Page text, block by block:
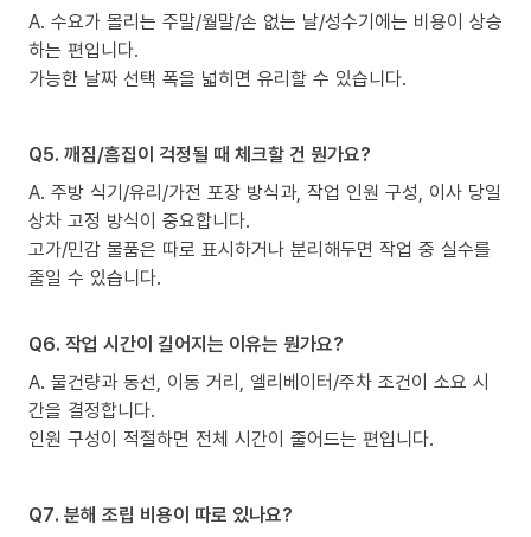
A. 수요가 몰리는 주말/월말/손 없는 날/성수기에는 비용이 상승
하는 편입니다.
가능한 날짜 선택 폭을 넓히면 유리할 수 있습니다.
Q5. 깨짐/흠집이 걱정될 때 체크할 건 뭔가요?
A. 주방 식기/유리/가전 포장 방식과, 작업 인원 구성, 이사 당일
상차 고정 방식이 중요합니다.
고가/민감 물품은 따로 표시하거나 분리해두면 작업 중 실수를
줄일 수 있습니다.
Q6. 작업 시간이 길어지는 이유는 뭔가요?
A. 물건량과 동선, 이동 거리, 엘리베이터/주차 조건이 소요 시
간을 결정합니다.
인원 구성이 적절하면 전체 시간이 줄어드는 편입니다.
Q7. 분해 조립 비용이 따로 있나요?